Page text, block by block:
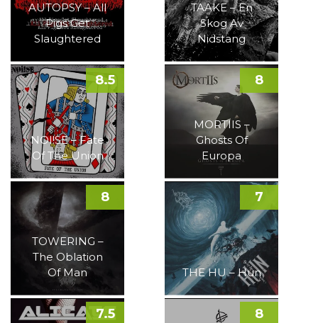
AUTOPSY – All
Pigs Get
Slaughtered
TAAKE – En
Skog Av
Nidstang
NOI!SE – Fate
Of The Union
8.5
MORTIIS –
Ghosts Of
Europa
8
TOWERING –
The Oblation
Of Man
8
THE HU – Hun
7
7.5 8